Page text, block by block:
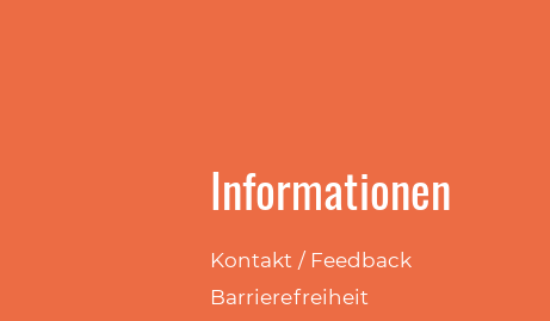
Informationen
Kontakt / Feedback
Barrierefreiheit